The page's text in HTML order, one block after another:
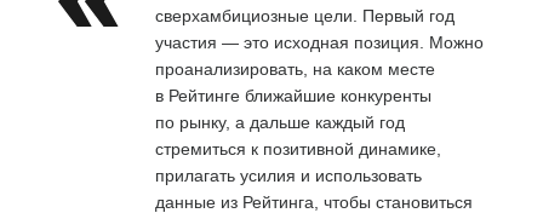
сверхамбициозные цели. Первый год
участия — это исходная позиция. Можно
проанализировать, на каком месте
в Рейтинге ближайшие конкуренты
по рынку, а дальше каждый год
стремиться к позитивной динамике,
прилагать усилия и использовать
данные из Рейтинга, чтобы становиться